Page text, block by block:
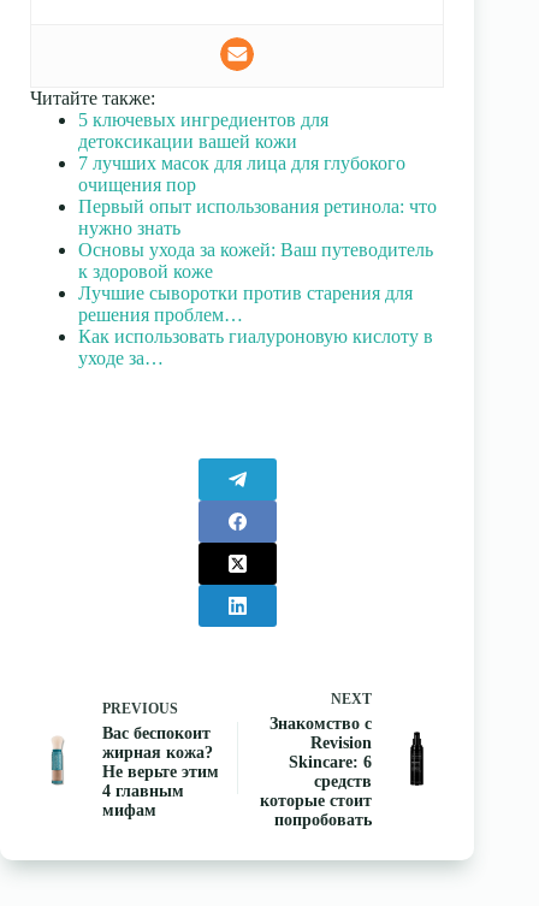
Читайте также:
5 ключевых ингредиентов для
детоксикации вашей кожи
7 лучших масок для лица для глубокого
очищения пор
Первый опыт использования ретинола: что
нужно знать
Основы ухода за кожей: Ваш путеводитель
к здоровой коже
Лучшие сыворотки против старения для
решения проблем…
Как использовать гиалуроновую кислоту в
уходе за…
PREVIOUS
Вас беспокоит
жирная кожа?
Не верьте этим
4 главным
мифам
NEXT
Знакомство с
Revision
Skincare: 6
средств
которые стоит
попробовать